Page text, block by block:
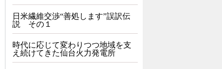
日米繊維交渉“善処します”誤訳伝
説 その１
時代に応じて変わりつつ地域を支
え続けてきた仙台火力発電所